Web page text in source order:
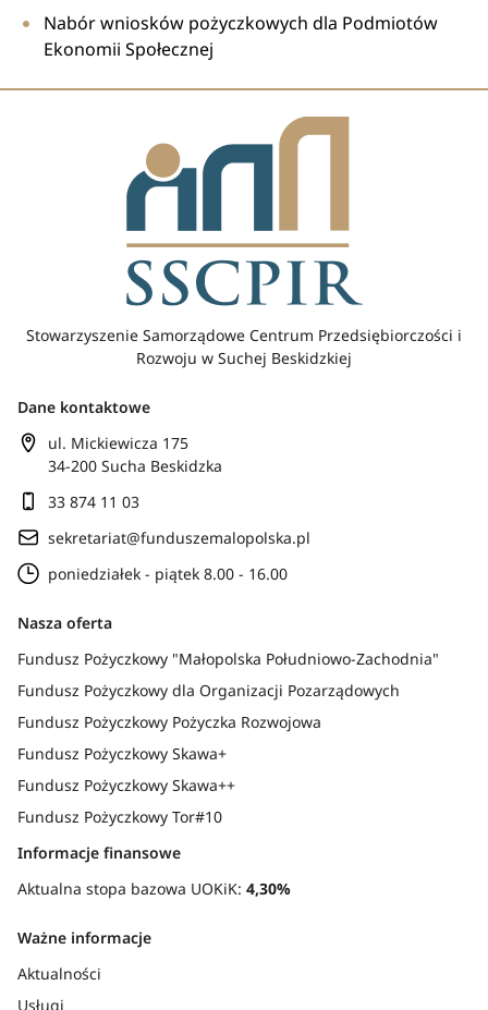
Nabór wniosków pożyczkowych dla Podmiotów
Ekonomii Społecznej
Stowarzyszenie Samorządowe Centrum Przedsiębiorczości i
Rozwoju w Suchej Beskidzkiej
Dane kontaktowe
ul. Mickiewicza 175
34-200 Sucha Beskidzka
33 874 11 03
sekretariat@funduszemalopolska.pl
poniedziałek - piątek 8.00 - 16.00
Nasza oferta
Fundusz Pożyczkowy "Małopolska Południowo-Zachodnia"
Fundusz Pożyczkowy dla Organizacji Pozarządowych
Fundusz Pożyczkowy Pożyczka Rozwojowa
Fundusz Pożyczkowy Skawa+
Fundusz Pożyczkowy Skawa++
Fundusz Pożyczkowy Tor#10
Informacje finansowe
Aktualna stopa bazowa UOKiK: 4,30%
Ważne informacje
Aktualności
Usługi